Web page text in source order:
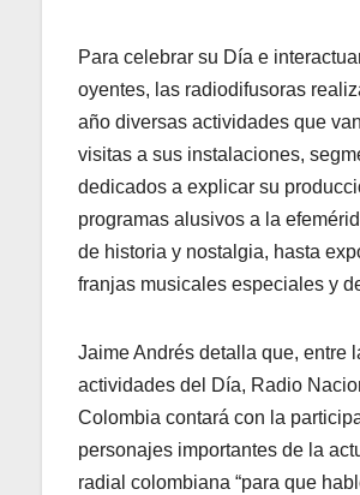
Para celebrar su Día e
oyentes, las radiodifusoras
año diversas actividades que
visitas a sus instalaciones,
dedicados a explicar su
programas alusivos a la
de historia y nostalgia, hasta
franjas musicales especiales y
Jaime Andrés detalla que, entre
actividades del Día, Radio
Colombia contará con la
personajes importantes de la
radial colombiana “para que